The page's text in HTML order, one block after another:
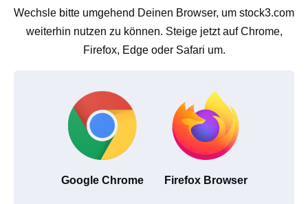
Wechsle bitte umgehend Deinen Browser, um stock3.com
weiterhin nutzen zu können. Steige jetzt auf Chrome,
Firefox, Edge oder Safari um.
Google Chrome Firefox Browser